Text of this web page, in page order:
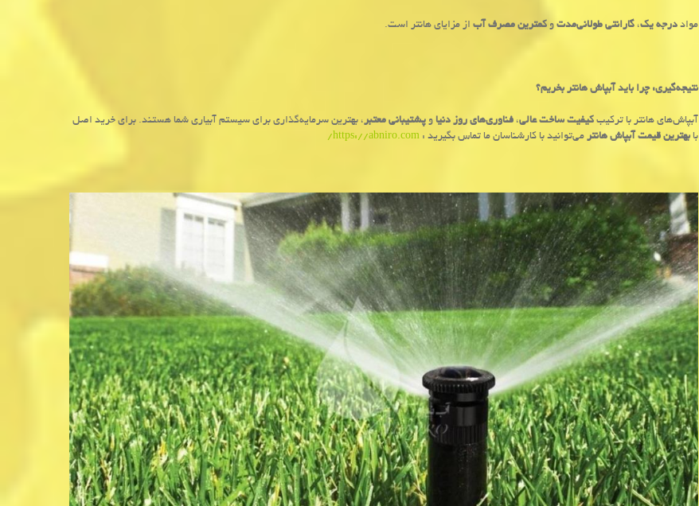
مواد درجه یک، گارانتی طولانی‌مدت و کمترین مصرف آب از مزایای هانتر است.
نتیجه‌گیری: چرا باید آبپاش هانتر بخریم؟
آبپاش‌های هانتر با ترکیب کیفیت ساخت عالی، فناوری‌های روز دنیا و پشتیبانی معتبر، بهترین سرمایه‌گذاری برای سیستم آبیاری شما هستند. برای خرید اصل
با بهترین قیمت آبپاش هانتر می‌توانید با کارشناسان ما تماس بگیرید : https://abniro.com
/